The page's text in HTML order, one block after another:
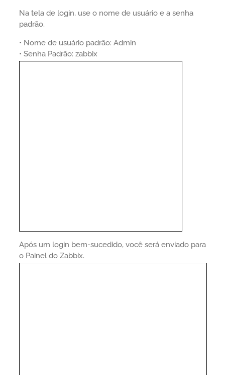
Na tela de login, use o nome de usuário e a senha
padrão.
• Nome de usuário padrão: Admin
• Senha Padrão: zabbix
Após um login bem-sucedido, você será enviado para
o Painel do Zabbix.